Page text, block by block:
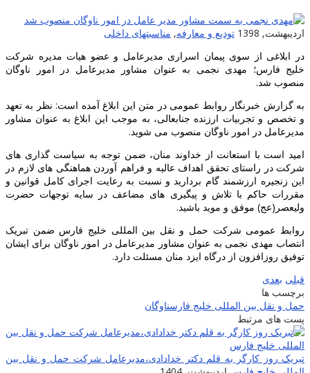
اردیبهشت, 1398 تودیع و معارفه, مناسبتهای داخلی
در ابلاغی از سوی پیمان اسراری مدیرعامل و عضو هیات مدیره شرکت
خلیج فارس؛ مهدی نجمی به عنوان مشاور مدیرعامل در امور ناوگان
منصوب شد.
به گزارش خبرنگار روابط عمومی در متن این ابلاغ آمده است: نظر به تعهد
و تخصص و تجربیات ارزنده جنابعالی، به موجب این ابلاغ به عنوان مشاور
مدیرعامل در امور ناوگان منصوب می شوید.
امید است با استعانت از خداوند منان، ضمن توجه به سیاست گذاری های
شرکت در راستای تحقق اهداف عالیه و فراهم آوردن هماهنگی های لازم در
این زنجیره ارزشمند گام بردارید و نسبت به رعایت اجرای کامل قوانین و
مقررات حاکم با تلاش و پیگیری های مضاعف در سایه توجهات حضرت
ولیعصر(عج) موفق و موید باشید.
روابط عمومی شرکت حمل و نقل بین المللی خلیج فارس ضمن تبریک
انتصاب مهدی نجمی به عنوان مشاور مدیرعامل در امور ناوگان برای ایشان
توفیق روزافزون از درگاه ایزد منان مسئلت دارد.
قبلی بعدی
برچسب ها
حمل و نقل بین المللی خلیج فارسناوگان
پست های مرتبط
تبریک روز کارگر به قلم دکتر خدادادی،مدیرعامل شرکت حمل و نقل بین